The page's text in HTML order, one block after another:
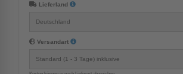
Lieferland
Versandart